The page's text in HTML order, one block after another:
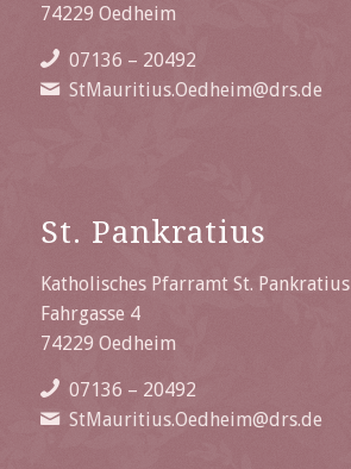
74229 Oedheim
07136 – 20492
StMauritius.Oedheim@drs.de
St. Pankratius
Katholisches Pfarramt St. Pankratius
Fahrgasse 4
74229 Oedheim
07136 – 20492
StMauritius.Oedheim@drs.de